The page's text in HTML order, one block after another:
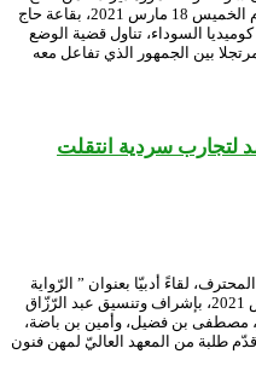
تعاونية الثقافية فنون وثقافة من سطيف، يوم الخميس 18 مارس 2021، بقاعة حاج
السوداء، تناول قضية الوضع
بين الجمهور الذي تفاعل معه
لتجارب سردية انتقلت
لقاءً أدبيّا بعنوان ” الرّواية
في ضيافة المسرح “، يوم الخميس 18 مارس 2021، بإشراف وتنسيق عبد الرّزّاق
مصطفى بن فضيل، وأمين بن باضة،
طلبة من المعهد العاليّ لمهن فنون